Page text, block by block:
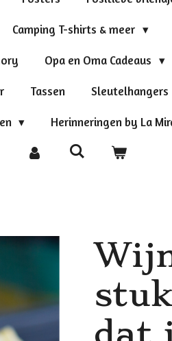
Camping T-shirts & meer
Opa en Oma Cadeaus
Tassen Sleutelhangers
Herinneringen by La